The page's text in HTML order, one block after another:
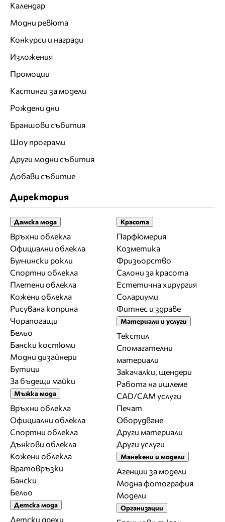
Календар
Модни ревюта
Конкурси и награди
Изложения
Промоции
Кастинги за модели
Рождени дни
Браншови събития
Шоу програми
Други модни събития
Добави събитие
Директория
Дамска мода
Връхни облекла
Официални облекла
Булчински рокли
Спортни облекла
Плетени облекла
Кожени облекла
Рисувана коприна
Чорапогащи
Бельо
Бански костюми
Модни дизайнери
Бутици
За бъдещи майки
Мъжка мода
Връхни облекла
Официални облекла
Спортни облекла
Дънкови облекла
Кожени облекла
Вратовръзки
Бански
Бельо
Детска мода
Детски дрехи
Красота
Парфюмерия
Козметика
Фризьорство
Салони за красота
Естетична хирургия
Солариуми
Фитнес и здраве
Материали и услуги
Текстил
Спомагателни
материали
Закачалки, щендери
Работа на ишлеме
CAD/CAM услуги
Печат
Оборудване
Други материали
Други услуги
Манекени и модели
Агенции за модели
Модна фотография
Модели
Организации